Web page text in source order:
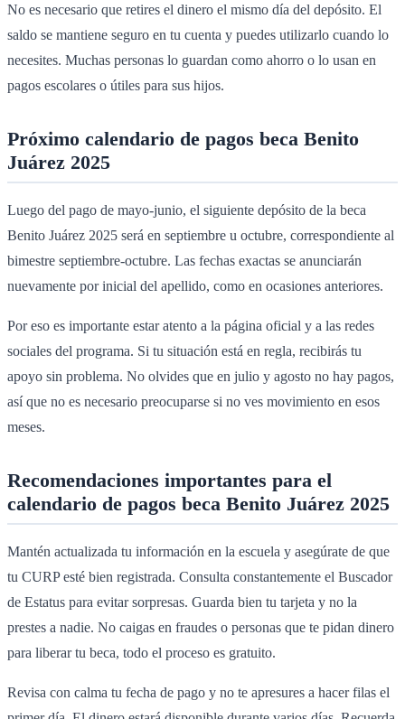
No es necesario que retires el dinero el mismo día del depósito. El
saldo se mantiene seguro en tu cuenta y puedes utilizarlo cuando lo
necesites. Muchas personas lo guardan como ahorro o lo usan en
pagos escolares o útiles para sus hijos.
Próximo calendario de pagos beca Benito
Juárez 2025
Luego del pago de mayo-junio, el siguiente depósito de la beca
Benito Juárez 2025 será en septiembre u octubre, correspondiente al
bimestre septiembre-octubre. Las fechas exactas se anunciarán
nuevamente por inicial del apellido, como en ocasiones anteriores.
Por eso es importante estar atento a la página oficial y a las redes
sociales del programa. Si tu situación está en regla, recibirás tu
apoyo sin problema. No olvides que en julio y agosto no hay pagos,
así que no es necesario preocuparse si no ves movimiento en esos
meses.
Recomendaciones importantes para el
calendario de pagos beca Benito Juárez 2025
Mantén actualizada tu información en la escuela y asegúrate de que
tu CURP esté bien registrada. Consulta constantemente el Buscador
de Estatus para evitar sorpresas. Guarda bien tu tarjeta y no la
prestes a nadie. No caigas en fraudes o personas que te pidan dinero
para liberar tu beca, todo el proceso es gratuito.
Revisa con calma tu fecha de pago y no te apresures a hacer filas el